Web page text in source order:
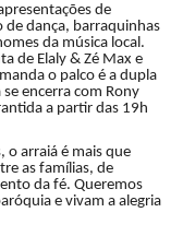
de
de dança, barraquinhas
da música local.
de Elaly & Zé Max e
o palco é a dupla
encerra com Rony
a partir das 19h
o arraiá é mais que
as famílias, de
da fé. Queremos
e vivam a alegria